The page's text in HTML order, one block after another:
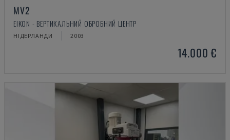
MV2
EIKON - ВЕРТИКАЛЬНИЙ ОБРОБНИЙ ЦЕНТР
НІДЕРЛАНДИ 2003
14.000 €